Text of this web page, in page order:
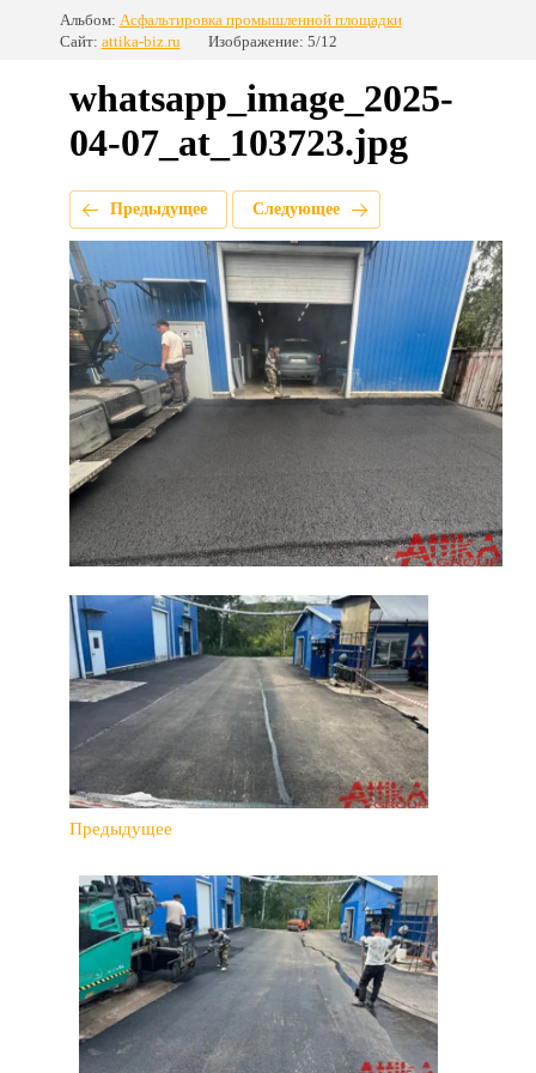
Альбом: Асфальтировка промышленной площадки
Сайт: attika-biz.ru Изображение: 5/12
whatsapp_image_2025-
04-07_at_103723.jpg
Предыдущее Следующее
Предыдущее